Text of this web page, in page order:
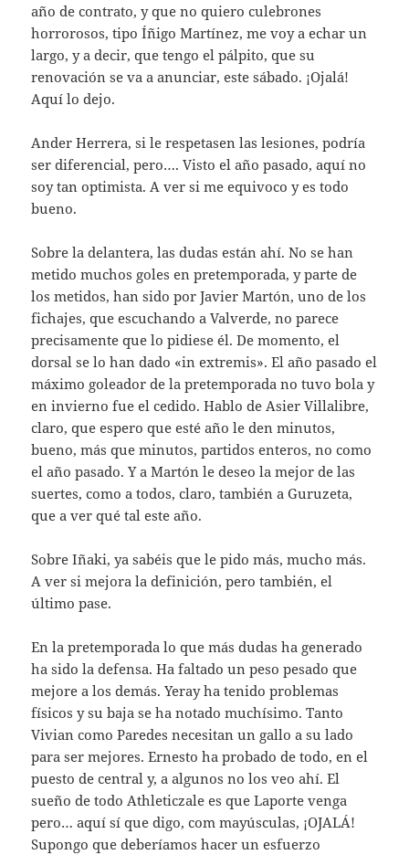
año de contrato, y que no quiero culebrones
horrorosos, tipo Íñigo Martínez, me voy a echar un
largo, y a decir, que tengo el pálpito, que su
renovación se va a anunciar, este sábado. ¡Ojalá!
Aquí lo dejo.
Ander Herrera, si le respetasen las lesiones, podría
ser diferencial, pero…. Visto el año pasado, aquí no
soy tan optimista. A ver si me equivoco y es todo
bueno.
Sobre la delantera, las dudas están ahí. No se han
metido muchos goles en pretemporada, y parte de
los metidos, han sido por Javier Martón, uno de los
fichajes, que escuchando a Valverde, no parece
precisamente que lo pidiese él. De momento, el
dorsal se lo han dado «in extremis». El año pasado el
máximo goleador de la pretemporada no tuvo bola y
en invierno fue el cedido. Hablo de Asier Villalibre,
claro, que espero que esté año le den minutos,
bueno, más que minutos, partidos enteros, no como
el año pasado. Y a Martón le deseo la mejor de las
suertes, como a todos, claro, también a Guruzeta,
que a ver qué tal este año.
Sobre Iñaki, ya sabéis que le pido más, mucho más.
A ver si mejora la definición, pero también, el
último pase.
En la pretemporada lo que más dudas ha generado
ha sido la defensa. Ha faltado un peso pesado que
mejore a los demás. Yeray ha tenido problemas
físicos y su baja se ha notado muchísimo. Tanto
Vivian como Paredes necesitan un gallo a su lado
para ser mejores. Ernesto ha probado de todo, en el
puesto de central y, a algunos no los veo ahí. El
sueño de todo Athleticzale es que Laporte venga
pero… aquí sí que digo, com mayúsculas, ¡OJALÁ!
Supongo que deberíamos hacer un esfuerzo